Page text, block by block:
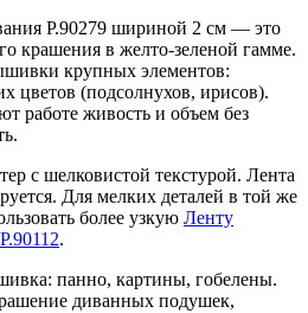
Р.90279 шириной 2 см — это
крашения в желто-зеленой гамме.
крупных элементов:
цветов (подсолнухов, ирисов).
работе живость и объем без
с шелковистой текстурой. Лента
Для мелких деталей в той же
более узкую Ленту
.
панно, картины, гобелены.
диванных подушек,